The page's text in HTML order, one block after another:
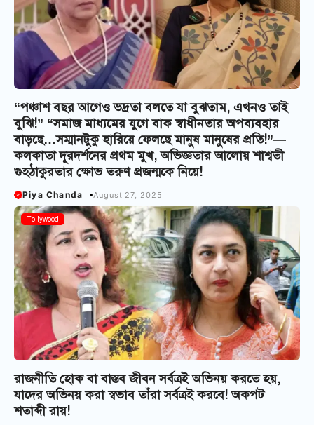
“পঞ্চাশ বছর আগেও ভদ্রতা বলতে যা বুঝতাম, এখনও তাই
বুঝি!” “সমাজ মাধ্যমের যুগে বাক স্বাধীনতার অপব্যবহার
বাড়ছে…সম্মানটুকু হারিয়ে ফেলছে মানুষ মানুষের প্রতি!”—
কলকাতা দূরদর্শনের প্রথম মুখ, অভিজ্ঞতার আলোয় শাশ্বতী
গুহঠাকুরতার ক্ষোভ তরুণ প্রজন্মকে নিয়ে!
Piya Chanda August 27, 2025
Tollywood
রাজনীতি হোক বা বাস্তব জীবন সর্বত্রই অভিনয় করতে হয়,
যাদের অভিনয় করা স্বভাব তাঁরা সর্বত্রই করবে! অকপট
শতাব্দী রায়!